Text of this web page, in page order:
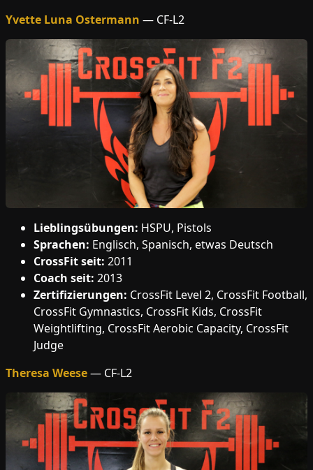
Yvette Luna Ostermann — CF-L2
Lieblingsübungen: HSPU, Pistols
Sprachen: Englisch, Spanisch, etwas Deutsch
CrossFit seit: 2011
Coach seit: 2013
Zertifizierungen: CrossFit Level 2, CrossFit Football,
CrossFit Gymnastics, CrossFit Kids, CrossFit
Weightlifting, CrossFit Aerobic Capacity, CrossFit
Judge
Theresa Weese— CF-L2